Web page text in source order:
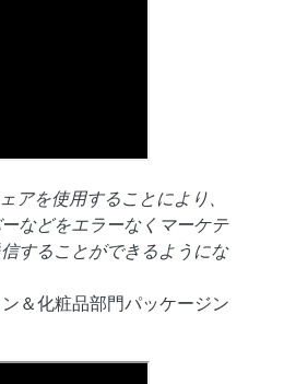
アを使用することにより、
などをエラーなくマーケテ
することができるようにな
＆化粧品部門パッケージン